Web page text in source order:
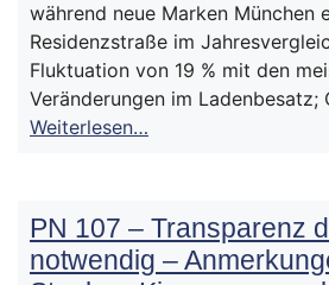
während neue Marken München
Residenzstraße im
Fluktuation von 19 % mit den
Veränderungen im Ladenbesatz;
Weiterlesen…
PN 107 – Transparenz
notwendig –